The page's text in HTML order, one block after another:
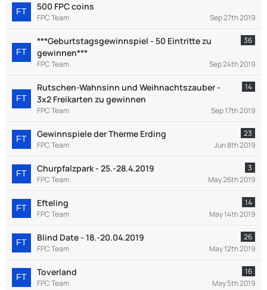
500 FPC coins
FPC Team Sep 27th 2019
***Geburtstagsgewinnspiel - 50 Eintritte zu
gewinnen***
36
FPC Team Sep 24th 2019
Rutschen-Wahnsinn und Weihnachtszauber -
3x2 Freikarten zu gewinnen
14
FPC Team Sep 17th 2019
Gewinnspiele der Therme Erding
23
FPC Team
Jun 8th 2019
Churpfalzpark - 25.-28.4.2019
3
FPC Team
May 26th 2019
Efteling
14
FPC Team
May 14th 2019
Blind Date - 18.-20.04.2019
26
FPC Team
May 12th 2019
Toverland
16
FPC Team
May 5th 2019